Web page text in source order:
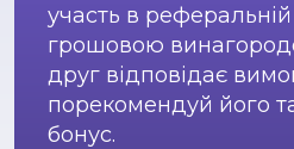
участь в
грошовою
друг відповідає
порекомендуй його
бонус.